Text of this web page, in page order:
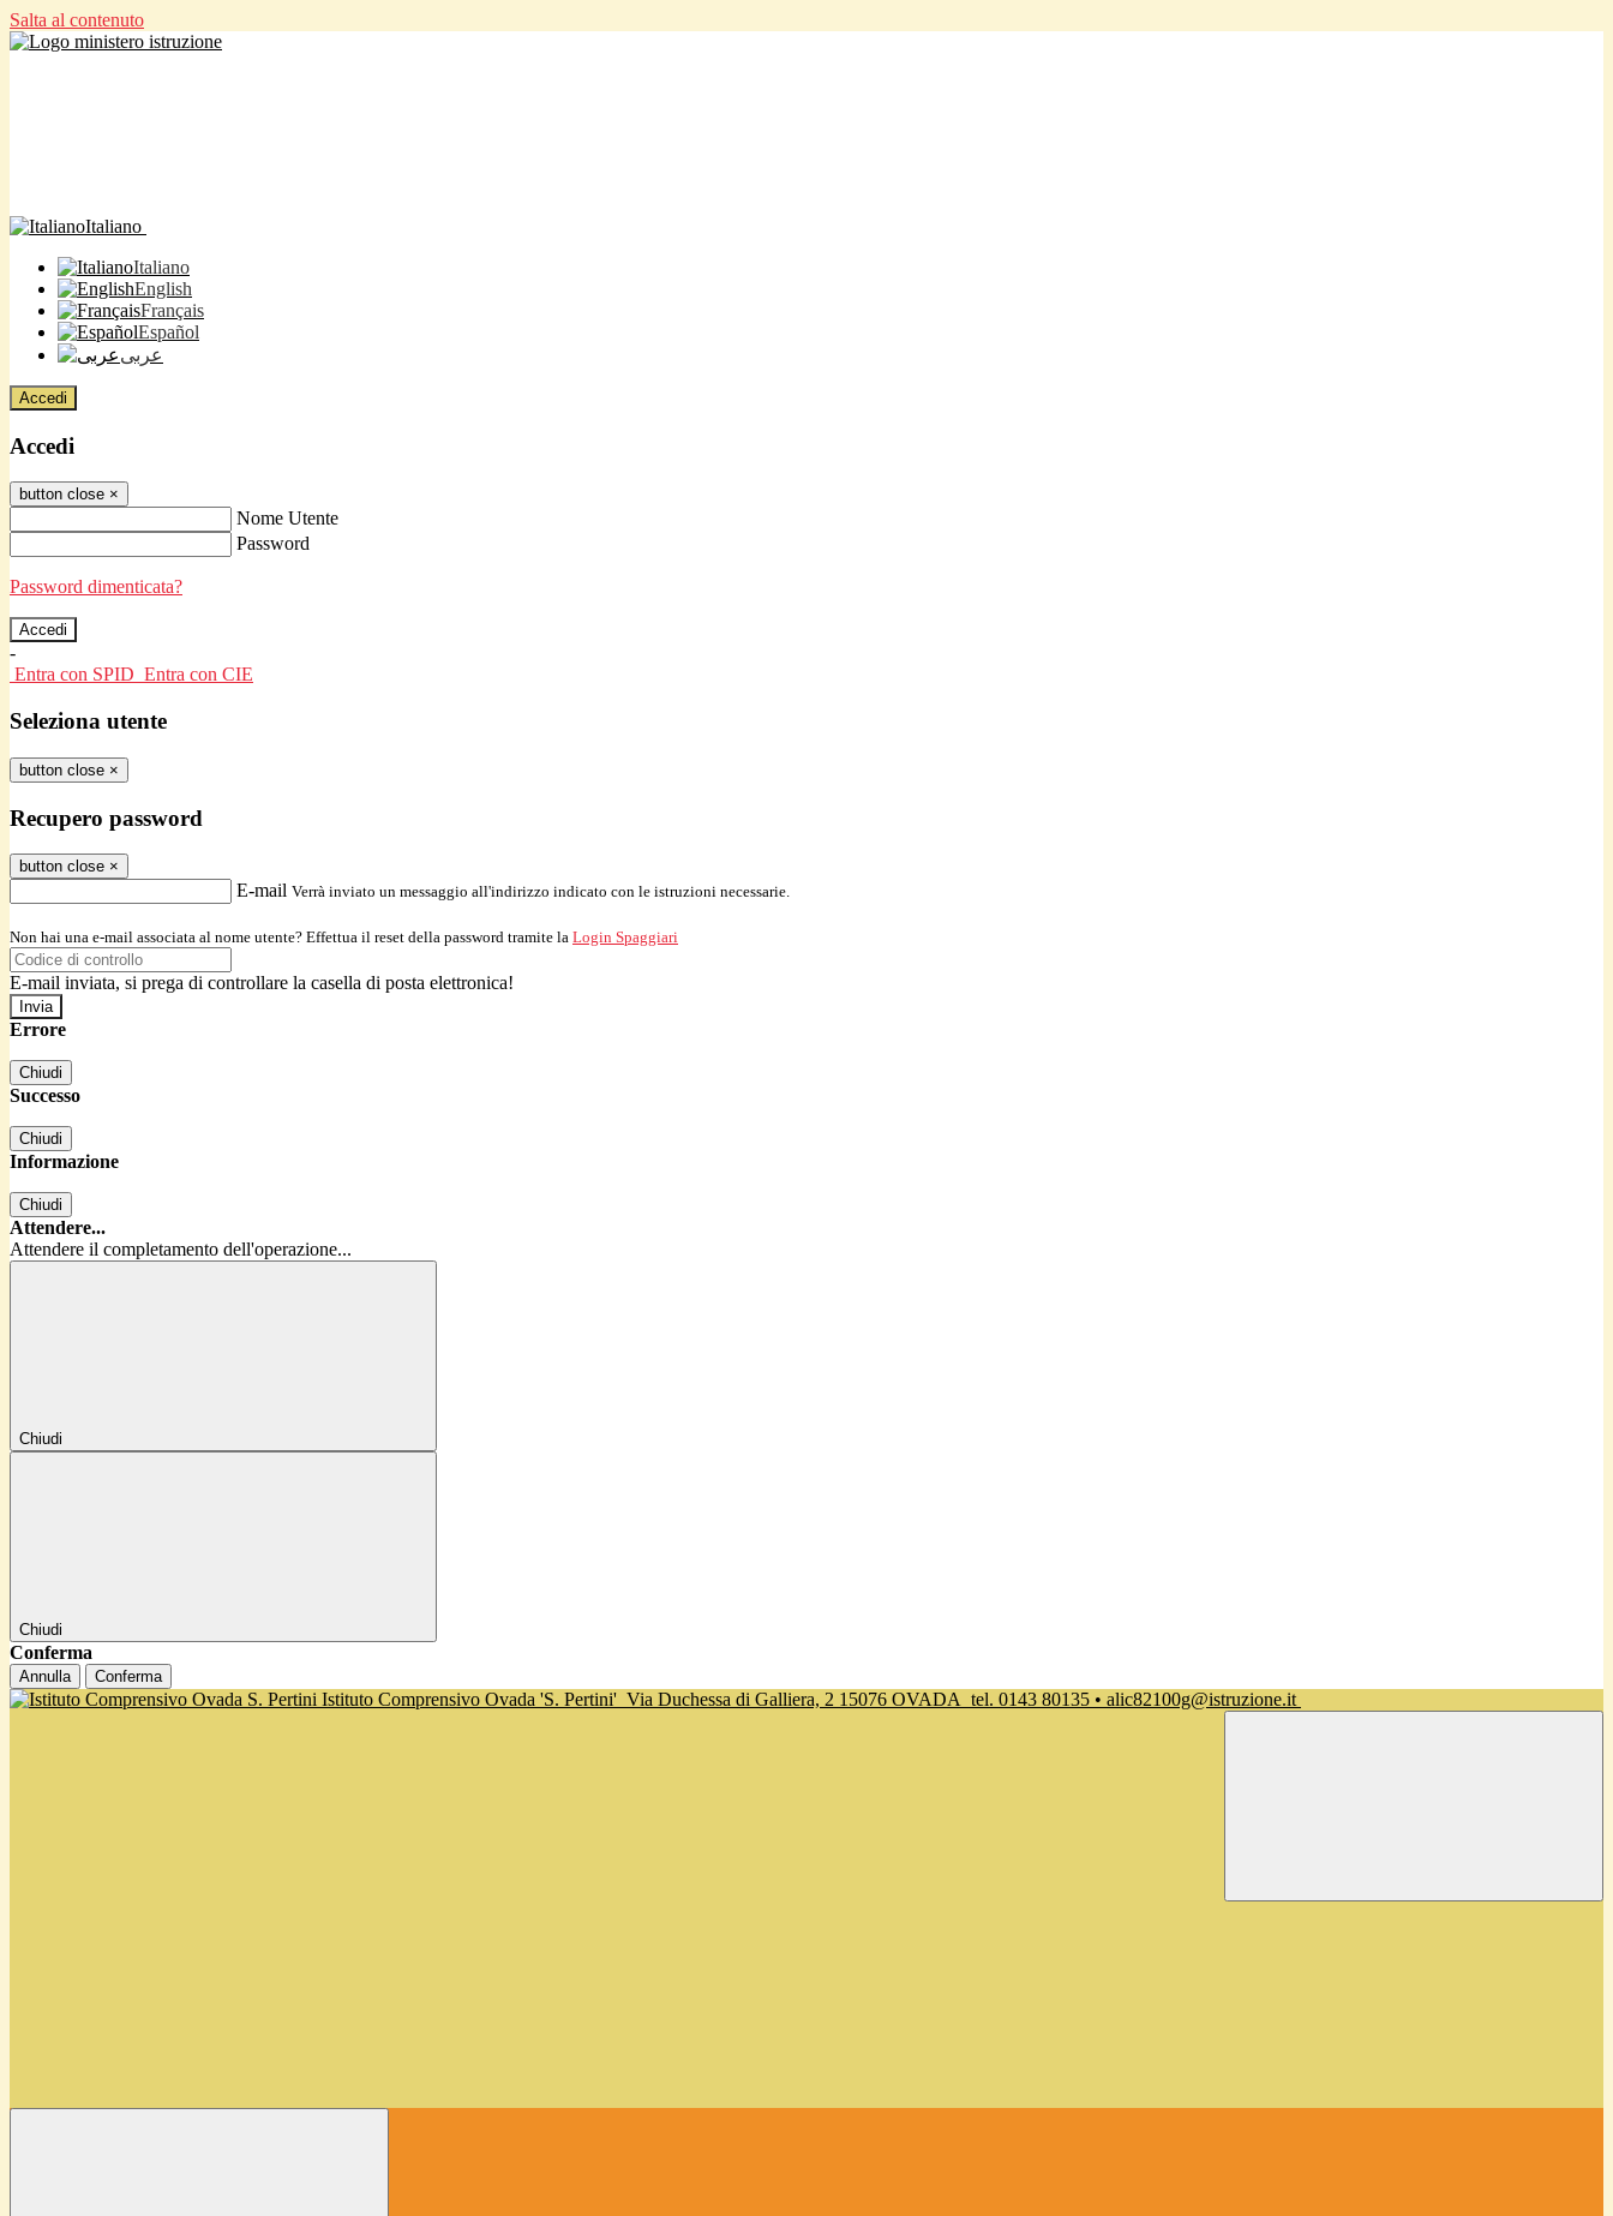
Salta al contenuto
Italiano
Italiano
English
Français
Español
عربى
Accedi
Accedi
button close ×
Nome Utente
Password
Password dimenticata?
-
Entra con SPID Entra con CIE
Seleziona utente
button close ×
Recupero password
button close ×
E-mail Verrà inviato un messaggio all'indirizzo indicato con le istruzioni necessarie.
Non hai una e-mail associata al nome utente? Effettua il reset della password tramite la Login Spaggiari
E-mail inviata, si prega di controllare la casella di posta elettronica!
Errore
Chiudi
Successo
Chiudi
Informazione
Chiudi
Attendere...
Attendere il completamento dell'operazione...
Chiudi
Chiudi
Conferma
Annulla Conferma
Istituto Comprensivo Ovada 'S. Pertini' Via Duchessa di Galliera, 2 15076 OVADA tel. 0143 80135 • alic82100g@istruzione.it